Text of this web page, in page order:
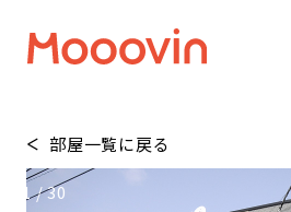
部屋一覧に戻る
1/30